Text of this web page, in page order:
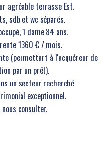
agréable terrasse Est.
sdb et wc séparés.
1 dame 84 ans.
1360 € / mois.
(permettant à l'acquéreur de
par un prêt).
un secteur recherché.
exceptionnel.
consulter.